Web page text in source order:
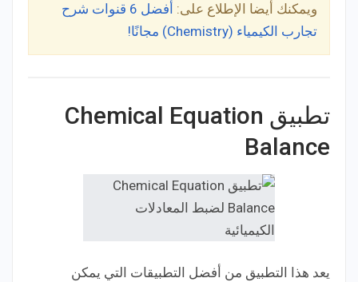
ويمكنك أيضا الإطلاع على:
أفضل 6 قنوات شرح
تجارب الكيمياء (Chemistry) مجانًا!
تطبيق Chemical Equation
Balance
يعد هذا التطبيق من أفضل التطبيقات التي يمكن